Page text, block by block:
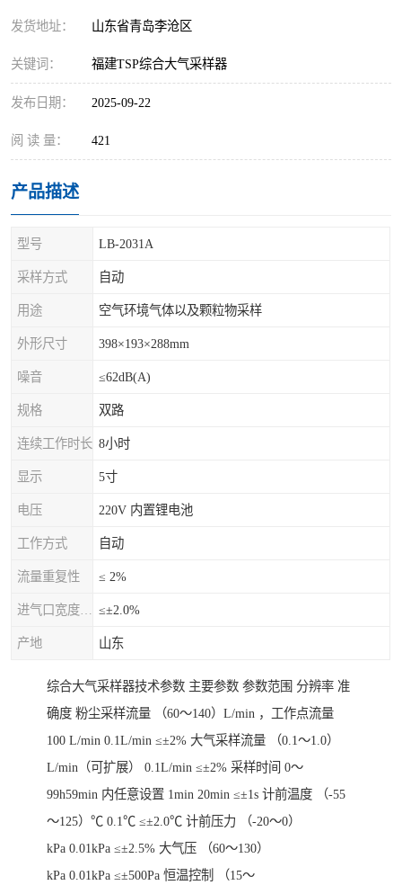
发货地址： 山东省青岛李沧区
关键词： 福建TSP综合大气采样器
发布日期： 2025-09-22
阅 读 量： 421
产品描述
型号 LB-2031A
采样方式 自动
用途 空气环境气体以及颗粒物采样
外形尺寸 398×193×288mm
噪音 ≤62dB(A)
规格 双路
连续工作时长 8小时
显示 5寸
电压 220V 内置锂电池
工作方式 自动
流量重复性 ≤ 2%
≤±2.0%
产地 山东
综合大气采样器技术参数 主要参数 参数范围 分辨率 准
确度 粉尘采样流量 （60～140）L/min ，工作点流量
100 L/min 0.1L/min ≤±2% 大气采样流量 （0.1～1.0）
L/min（可扩展） 0.1L/min ≤±2% 采样时间 0～
99h59min 内任意设置 1min 20min ≤±1s 计前温度 （-55
～125）℃ 0.1℃ ≤±2.0℃ 计前压力 （-20～0）
kPa 0.01kPa ≤±2.5% 大气压 （60～130）
kPa 0.01kPa ≤±500Pa 恒温控制 （15～